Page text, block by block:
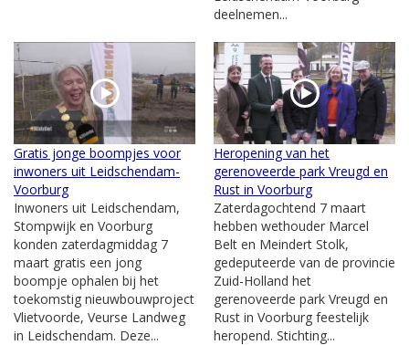
deelnemen...
Gratis jonge boompjes voor
inwoners uit Leidschendam-
Voorburg
Inwoners uit Leidschendam,
Stompwijk en Voorburg
konden zaterdagmiddag 7
maart gratis een jong
boompje ophalen bij het
toekomstig nieuwbouwproject
Vlietvoorde, Veurse Landweg
in Leidschendam. Deze...
Heropening van het
gerenoveerde park Vreugd en
Rust in Voorburg
Zaterdagochtend 7 maart
hebben wethouder Marcel
Belt en Meindert Stolk,
gedeputeerde van de provincie
Zuid-Holland het
gerenoveerde park Vreugd en
Rust in Voorburg feestelijk
heropend. Stichting...